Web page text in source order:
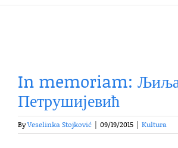
In memoriam:
Петрушијевић
ByVeselinka Stojković 09/19/2015 Kultura